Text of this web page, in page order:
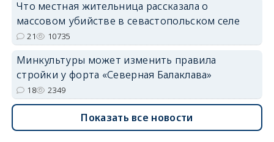
Что местная жительница рассказала о
массовом убийстве в севастопольском селе
21 10735
Минкультуры может изменить правила
стройки у форта «Северная Балаклава»
18 2349
Показать все новости